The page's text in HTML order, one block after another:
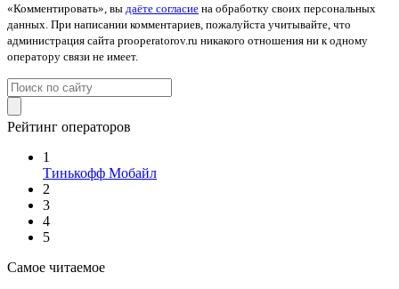
«Комментировать», вы даёте согласие на обработку своих персональных
данных. При написании комментариев, пожалуйста учитывайте, что
администрация сайта prooperatorov.ru никакого отношения ни к одному
оператору связи не имеет.
Рейтинг операторов
1
Тинькофф Мобайл
2
3
4
5
Самое читаемое